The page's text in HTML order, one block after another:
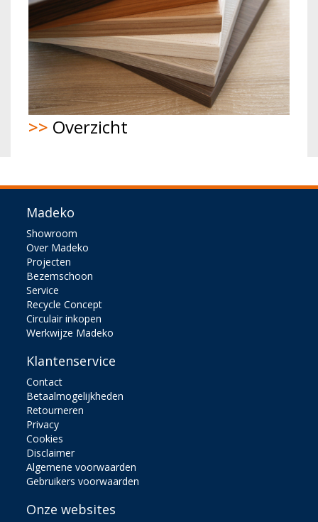
>> Overzicht
Madeko
Showroom
Over Madeko
Projecten
Bezemschoon
Service
Recycle Concept
Circulair inkopen
Werkwijze Madeko
Klantenservice
Contact
Betaalmogelijkheden
Retourneren
Privacy
Cookies
Disclaimer
Algemene voorwaarden
Gebruikers voorwaarden
Onze websites